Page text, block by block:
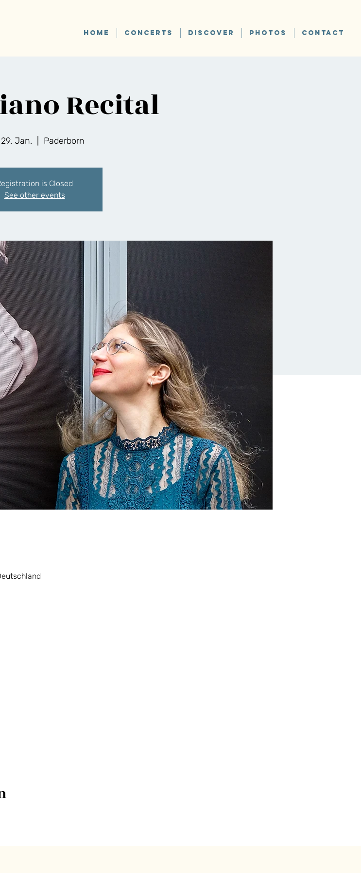
HOME CONCERTS DISCOVER PHOTOS CONTACT
Recital
Jan. Paderborn
is Closed
See other events